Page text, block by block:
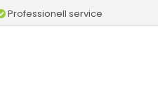
Professionell service